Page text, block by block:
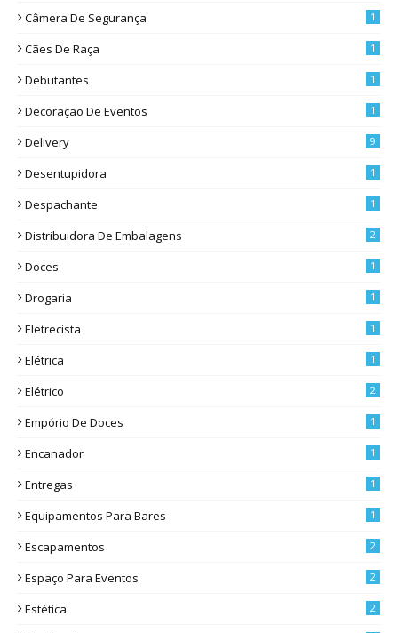
Câmera De Segurança 1
Cães De Raça 1
Debutantes 1
Decoração De Eventos 1
Delivery 9
Desentupidora 1
Despachante 1
Distribuidora De Embalagens 2
Doces 1
Drogaria 1
Eletrecista 1
Elétrica 1
Elétrico 2
Empório De Doces 1
Encanador 1
Entregas 1
Equipamentos Para Bares 1
Escapamentos 2
Espaço Para Eventos 2
Estética 2